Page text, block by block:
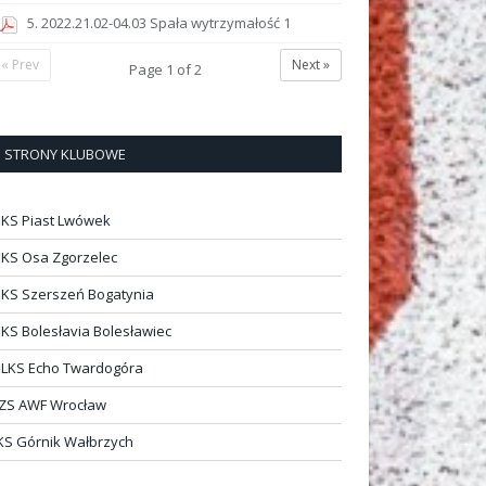
5. 2022.21.02-04.03 Spała wytrzymałość 1
Next »
Page 1 of2
« Prev
STRONY KLUBOWE
Piast Lwówek
Osa Zgorzelec
Szerszeń Bogatynia
Bolesłavia Bolesławiec
Echo Twardogóra
AWF Wrocław
Górnik Wałbrzych